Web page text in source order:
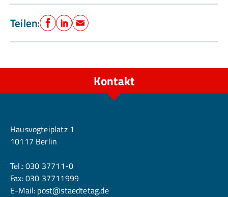
Teilen: Facebook
LinkedIn
E-Mail
Kontakt
Hausvogteiplatz 1
10117 Berlin
Tel.:030 37711-0
Fax: 030 37711999
E-Mail: post@staedtetag.de